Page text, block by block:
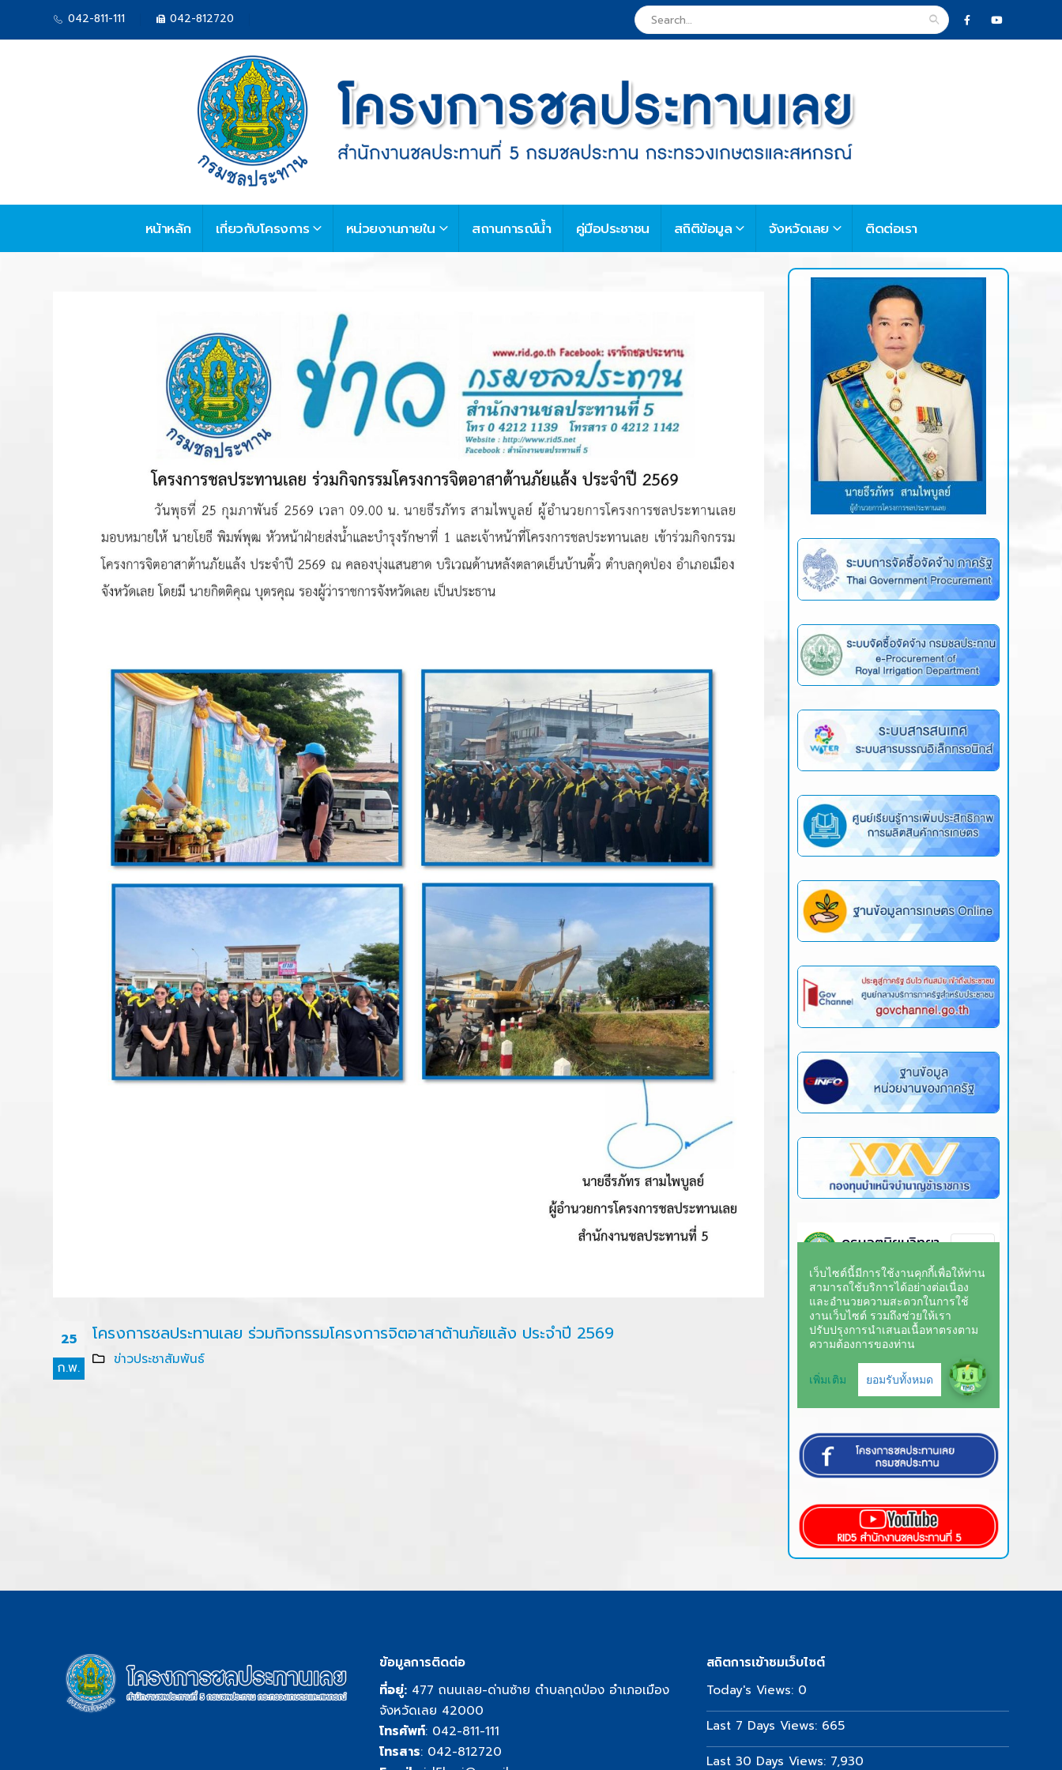
042-811-111 042-812720
หน้าหลัก เกี่ยวกับโครงการ หน่วยงานภายใน สถานการณ์น้ำ คู่มือประชาชน สถิติข้อมูล จังหวัดเลย ติดต่อเรา
25
ก.พ.
โครงการชลประทานเลย ร่วมกิจกรรมโครงการจิตอาสาต้านภัยแล้ง ประจำปี 2569
ข่าวประชาสัมพันธ์
ข้อมูลการติดต่อ
ที่อยู่: 477 ถนนเลย-ด่านซ้าย ตำบลกุดป่อง อำเภอเมือง
จังหวัดเลย 42000
โทรศัพท์: 042-811-111
โทรสาร: 042-812720
สถิตการเข้าชมเว็บไซต์
Today's Views: 0
Last 7 Days Views: 665
Last 30 Days Views: 7,930